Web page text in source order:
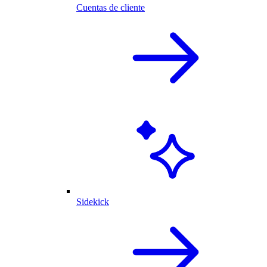
Cuentas de cliente
Sidekick